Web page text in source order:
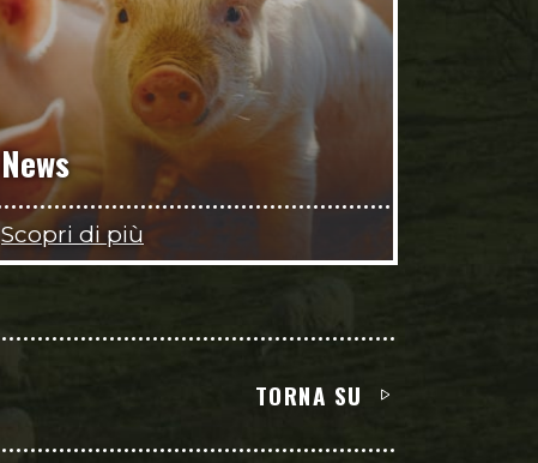
News
Scopri di più
TORNA SU